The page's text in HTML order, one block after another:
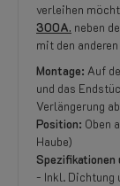
verleihen
300A. neben
mit den
Montage: Auf
und das
Verlängerung ab
Position: Oben
Haube)
Spezifikationen
- Inkl. Dichtung